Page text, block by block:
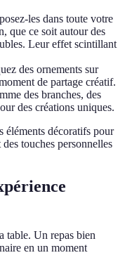
les dans toute votre
que ce soit autour des
Leur effet scintillant
des ornements sur
de partage créatif.
des branches, des
des créations uniques.
éléments décoratifs pour
touches personnelles
table. Un repas bien
en un moment